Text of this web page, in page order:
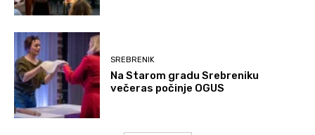
SREBRENIK
Na Starom gradu Srebreniku
večeras počinje OGUS